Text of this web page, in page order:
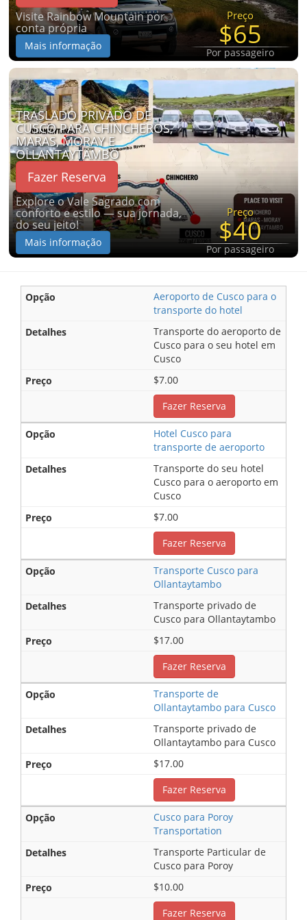
Visite Rainbow Mountain por
conta própria
Mais informação
Preço
$65
Por passageiro
TRASLADO PRIVADO DE
CUSCO PARA CHINCHEROS,
MARAS, MORAY E
OLLANTAYTAMBO
Fazer Reserva
Explore o Vale Sagrado com
conforto e estilo — sua jornada,
do seu jeito!
Mais informação
Preço
$40
Por passageiro
Aeroporto de Cusco para o
transporte do hotel
Transporte do aeroporto de
Cusco para o seu hotel em
Cusco
$7.00
Fazer Reserva
Hotel Cusco para
transporte de aeroporto
Transporte do seu hotel
Cusco para o aeroporto em
Cusco
$7.00
Fazer Reserva
Transporte Cusco para
Ollantaytambo
Transporte privado de
Cusco para Ollantaytambo
$17.00
Fazer Reserva
Transporte de
Ollantaytambo para Cusco
Transporte privado de
Ollantaytambo para Cusco
$17.00
Fazer Reserva
Cusco para Poroy
Transportation
Transporte Particular de
Cusco para Poroy
$10.00
Fazer Reserva